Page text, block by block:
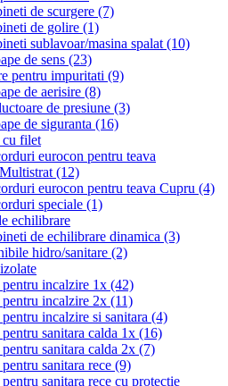
de scurgere (7)
de golire (1)
sublavoar/masina spalat (10)
de sens (23)
pentru impuritati (9)
de aerisire (8)
de presiune (3)
de siguranta (16)
cu filet
eurocon pentru teava
(12)
eurocon pentru teava Cupru (4)
speciale (1)
echilibrare
de echilibrare dinamica (3)
hidro/sanitare (2)
incalzire 1x (42)
incalzire 2x (11)
incalzire si sanitara (4)
sanitara calda 1x (16)
sanitara calda 2x (7)
sanitara rece (9)
sanitara rece cu protectie